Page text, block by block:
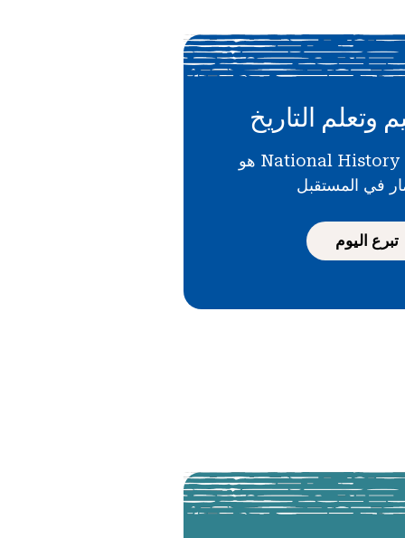
وتعلم التاريخ
دعمك لـ National History Day هو
في المستقبل
تبرع اليوم